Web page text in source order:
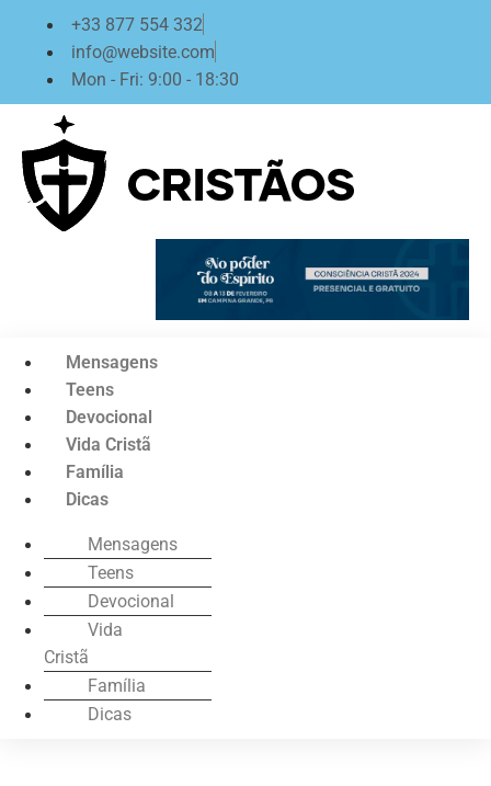
conteúdo
+33 877 554 332
info@website.com
Mon - Fri: 9:00 - 18:30
Mensagens
Teens
Devocional
Vida Cristã
Família
Dicas
Mensagens
Teens
Devocional
Vida
Cristã
Família
Dicas